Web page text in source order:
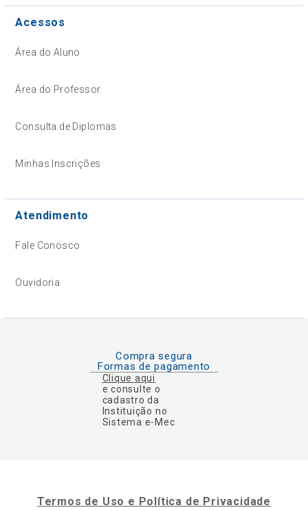
Acessos
Área do Aluno
Área do Professor
Consulta de Diplomas
Minhas Inscrições
Atendimento
Fale Conosco
Ouvidoria
Compra segura
Formas de pagamento
Clique aqui
e consulte o
cadastro da
Instituição no
Sistema e-Mec
Termos de Uso e Política de Privacidade